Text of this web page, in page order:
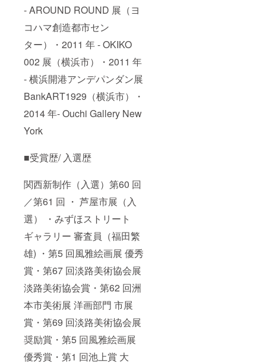
- AROUND ROUND 展（ヨ
コハマ創造都市セン
ター）・2011 年 - OKIKO
002 展（横浜市）・2011 年
- 横浜開港アンデパンダン展
BankART1929（横浜市）・
2014 年- Ouchi Gallery New
York
■受賞歴/ 入選歴
関西新制作（入選）第60 回
／第61 回 ・ 芦屋市展（入
選） ・みずほストリート
ギャラリー 審査員（福田繁
雄) ・第5 回風雅絵画展 優秀
賞・第67 回淡路美術協会展
淡路美術協会賞・第62 回洲
本市美術展 洋画部門 市展
賞・第69 回淡路美術協会展
奨励賞・第5 回風雅絵画展
優秀賞・第1 回池上賞 大